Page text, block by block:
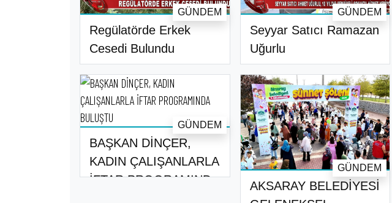
Regülatörde Erkek
Cesedi Bulundu
GÜNDEM
Seyyar Satıcı Ramazan
Uğurlu
GÜNDEM
BAŞKAN DİNÇER,
KADIN ÇALIŞANLARLA
İFTAR PROGRAMIND..
GÜNDEM
AKSARAY BELEDİYESİ
GÜNDEM